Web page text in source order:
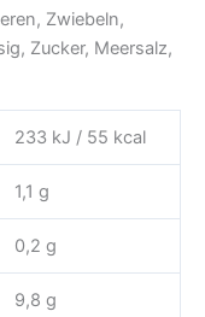
Zwiebeln,
Zucker, Meersalz,
233 kJ / 55 kcal
1,1 g
0,2 g
9,8 g